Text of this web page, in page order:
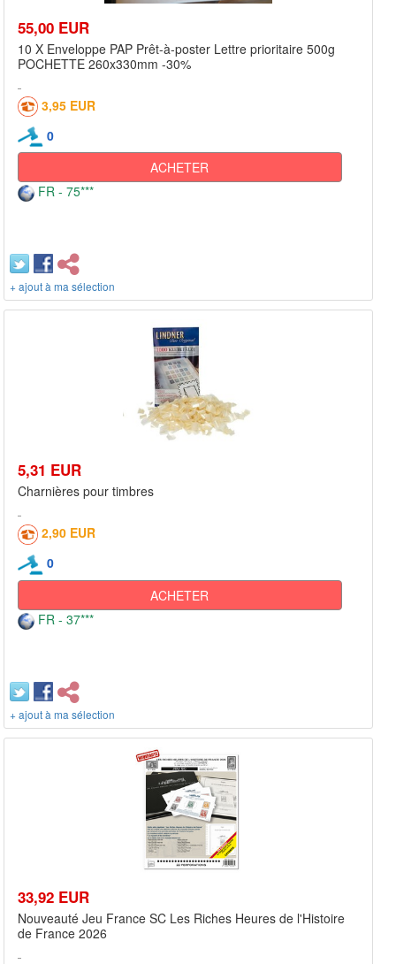
55,00 EUR
10 X Enveloppe PAP Prêt-à-poster Lettre prioritaire 500g
POCHETTE 260x330mm -30%
3,95 EUR
0
ACHETER
FR - 75***
+ ajout à ma sélection
5,31 EUR
Charnières pour timbres
2,90 EUR
0
ACHETER
FR - 37***
+ ajout à ma sélection
33,92 EUR
Nouveauté Jeu France SC Les Riches Heures de l'Histoire
de France 2026